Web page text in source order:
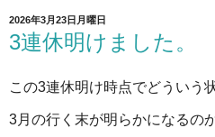
2026年3月23日月曜日
3連休明けました。
この3連休明け時点でどういう
3月の行く末が明らかになるの